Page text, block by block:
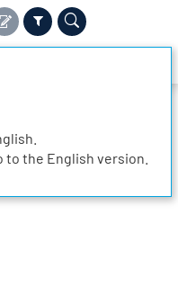
to the English version.